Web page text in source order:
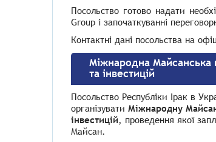
Посольство готово надати
Group і започаткуванні
Контактні дані посольства на
Міжнародна Майсанська
та інвестицій
Посольство Республіки Ірак в
організувати Міжнародну
інвестицій, проведення якої
Майсан.